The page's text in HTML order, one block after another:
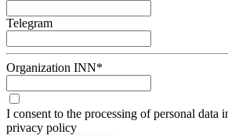
Telegram
Organization INN*
I consent to the processing of personal data
privacy policy